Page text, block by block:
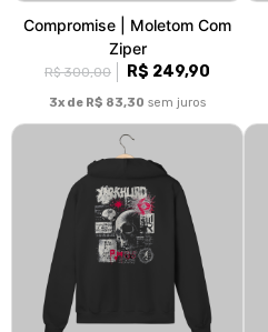
Compromise | Moletom Com
Ziper
R$ 300,00 R$ 249,90
3x de R$ 83,30 sem juros